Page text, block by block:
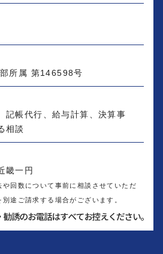
所属 第146598号
記帳代行、給与計算、決算事
相談
畿一円
回数について事前に相談させていただ
途ご請求する場合がございます。